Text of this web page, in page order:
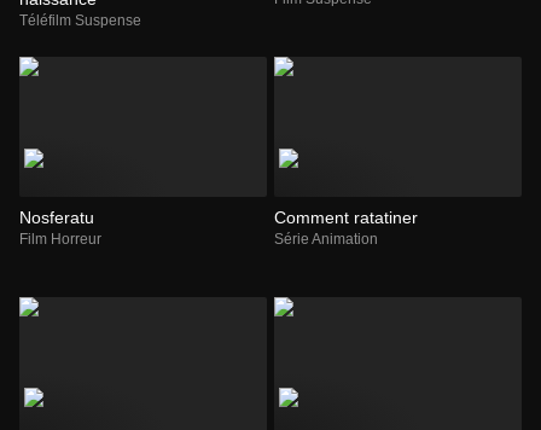
Téléfilm Suspense
Nosferatu
Film Horreur
Comment ratatiner
Série Animation